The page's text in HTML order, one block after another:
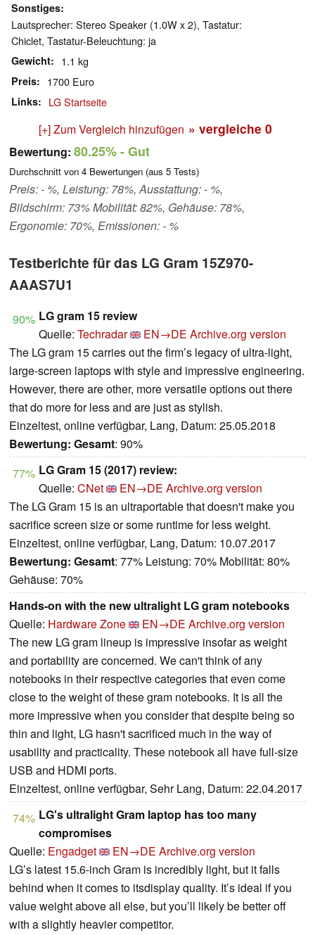
Sonstiges
Lautsprecher: Stereo Speaker (1.0W x 2), Tastatur:
Chiclet, Tastatur-Beleuchtung: ja
Gewicht 1.1 kg
Preis 1700 Euro
Links LG Startseite
[+] Zum Vergleich hinzufügen » vergleiche 0
Bewertung: 80.25%- Gut
Durchschnitt von 4 Bewertungen (aus 5 Tests)
Preis: - %, Leistung: 78%, Ausstattung: - %,
Bildschirm: 73% Mobilität: 82%, Gehäuse: 78%,
Ergonomie: 70%, Emissionen: - %
Testberichte für das LG Gram 15Z970-
AAAS7U1
90% LG gram 15 review
Quelle: Techradar EN→DE Archive.org version
The LG gram 15 carries out the firm’s legacy of ultra-light,
large-screen laptops with style and impressive engineering.
However, there are other, more versatile options out there
that do more for less and are just as stylish.
Einzeltest, online verfügbar, Lang, Datum: 25.05.2018
Bewertung: Gesamt: 90%
77% LG Gram 15 (2017) review:
Quelle: CNet EN→DE Archive.org version
The LG Gram 15 is an ultraportable that doesn't make you
sacrifice screen size or some runtime for less weight.
Einzeltest, online verfügbar, Lang, Datum: 10.07.2017
Bewertung: Gesamt: 77% Leistung: 70% Mobilität: 80%
Gehäuse: 70%
Hands-on with the new ultralight LG gram notebooks
Quelle: Hardware Zone EN→DE Archive.org version
The new LG gram lineup is impressive insofar as weight
and portability are concerned. We can't think of any
notebooks in their respective categories that even come
close to the weight of these gram notebooks. It is all the
more impressive when you consider that despite being so
thin and light, LG hasn't sacrificed much in the way of
usability and practicality. These notebook all have full-size
USB and HDMI ports.
Einzeltest, online verfügbar, Sehr Lang, Datum: 22.04.2017
74% LG's ultralight Gram laptop has too many
compromises
Quelle: Engadget EN→DE Archive.org version
LG’s latest 15.6-inch Gram is incredibly light, but it falls
behind when it comes to itsdisplay quality. It’s ideal if you
value weight above all else, but you’ll likely be better off
with a slightly heavier competitor.